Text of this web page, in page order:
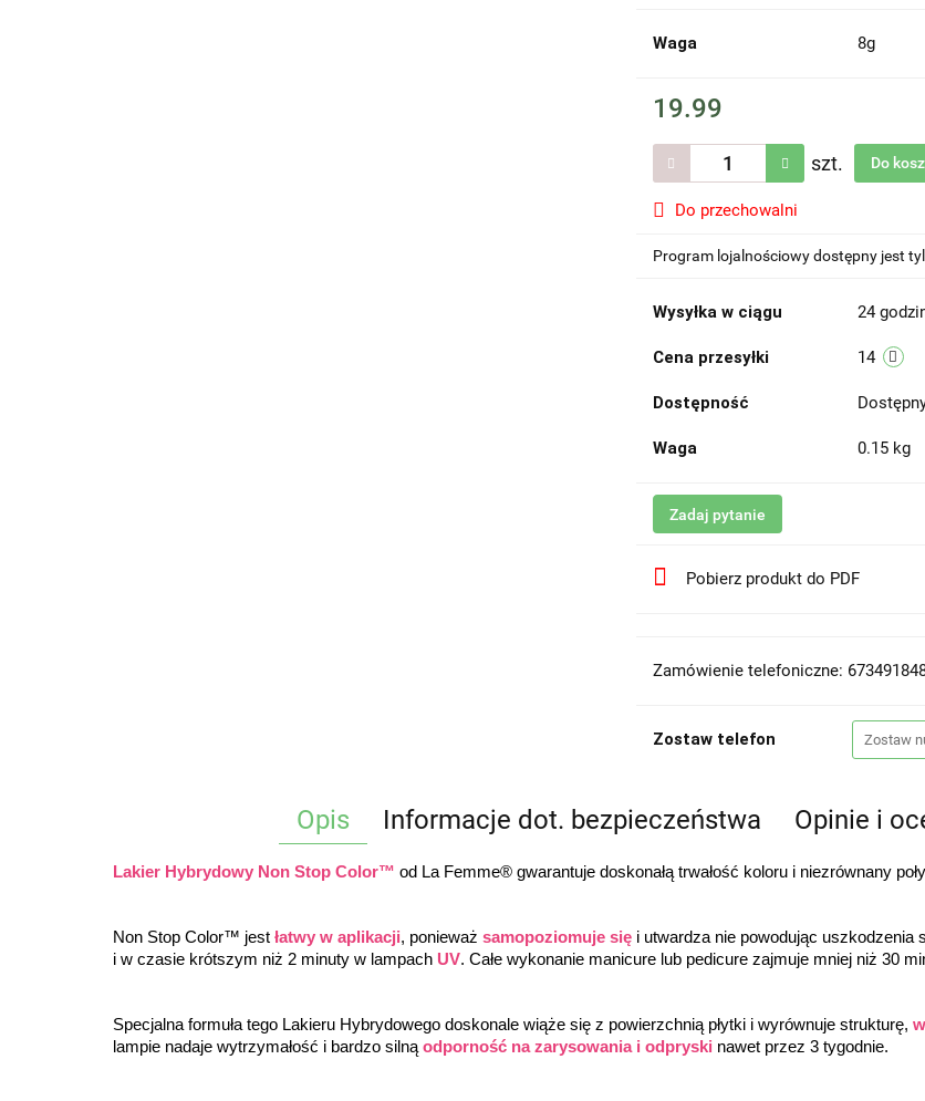
Waga 8g
19.99
szt. Do
Do przechowalni
Program lojalnościowy dostępny jest
Wysyłka w ciągu 24
Cena przesyłki 14
Dostępność
Waga 0.15 kg
Zadaj pytanie
Pobierz produkt do PDF
Zamówienie telefoniczne:
Zostaw telefon
Opis Informacje dot. bezpieczeństwa Opinie i
Lakier Hybrydowy Non Stop Color™ od La Femme® gwarantuje doskonałą trwałość koloru i niezrównany
Non Stop Color™ jest łatwy w aplikacji, ponieważ samopoziomuje się i utwardza nie powodując
i w czasie krótszym niż 2 minuty w lampach UV. Całe wykonanie manicure lub pedicure zajmuje mniej niż 30
Specjalna formuła tego Lakieru Hybrydowego doskonale wiąże się z powierzchnią płytki i wyrównuje strukturę,
lampie nadaje wytrzymałość i bardzo silną odporność na zarysowania i odpryski nawet przez 3 tygodnie.